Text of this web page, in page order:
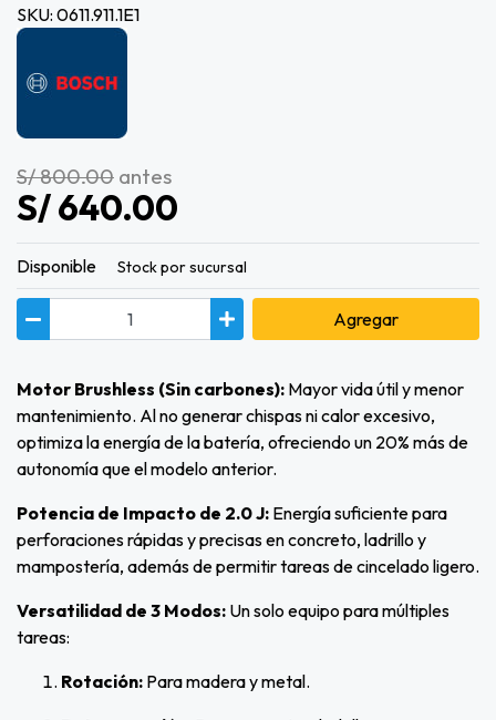
SKU: 0611.911.1E1
S/ 800.00 antes
S/ 640.00
Disponible Stock por sucursal
Agregar
Motor Brushless (Sin carbones): Mayor vida útil y menor
mantenimiento. Al no generar chispas ni calor excesivo,
optimiza la energía de la batería, ofreciendo un 20% más de
autonomía que el modelo anterior.
Potencia de Impacto de 2.0 J: Energía suficiente para
perforaciones rápidas y precisas en concreto, ladrillo y
mampostería, además de permitir tareas de cincelado ligero.
Versatilidad de 3 Modos: Un solo equipo para múltiples
tareas:
Rotación: Para madera y metal.